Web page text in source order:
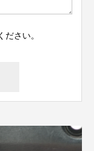
ださい。